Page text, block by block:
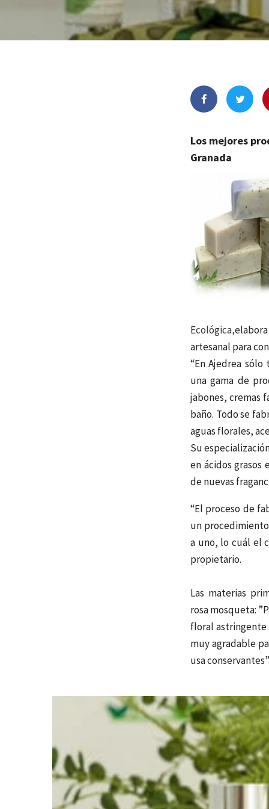
Los mejores
Granada
Ecológica,
artesanal para
“En Ajedrea
una gama de
jabones, cremas
baño. Todo se
aguas florales,
Su
en ácidos grasos
de nuevas
“El proceso de
un
a uno, lo cuál el
propietario.
​Las materias
rosa mosqueta:
floral astringente
muy agradable
usa